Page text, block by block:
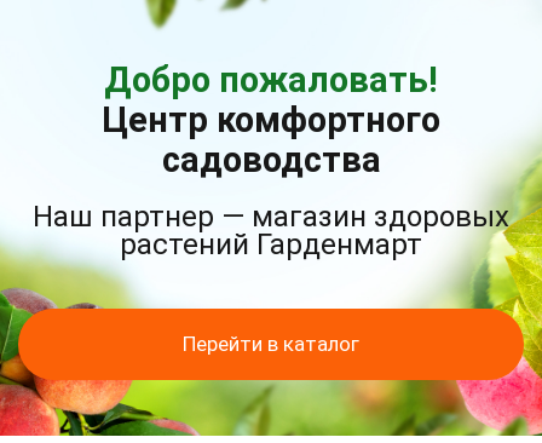
Добро пожаловать!
Центр комфортного
садоводства
Наш партнер — магазин здоровых
растений Гарденмарт
Перейти в каталог